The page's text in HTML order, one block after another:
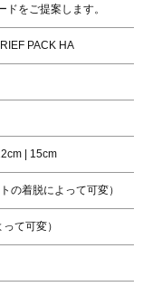
をご提案します。
PACK HA
| 15cm
の着脱によって可変）
て可変）